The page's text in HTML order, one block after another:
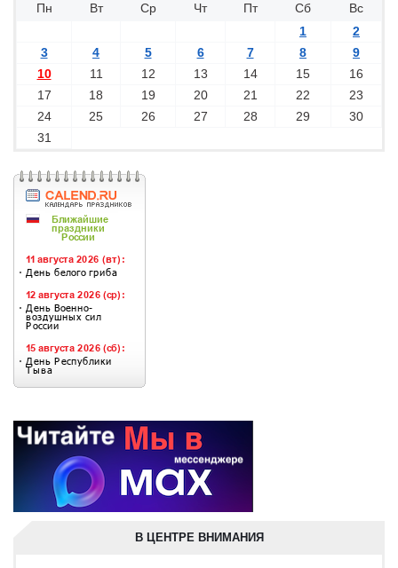
Пн
Вт Ср Чт Пт Сб
Вс
1
2
3
4 5 6 7 8
9
10
11 12 13 14 15
16
17
18 19 20 21 22
23
24
25 26 27 28 29
30
31
В ЦЕНТРЕ ВНИМАНИЯ